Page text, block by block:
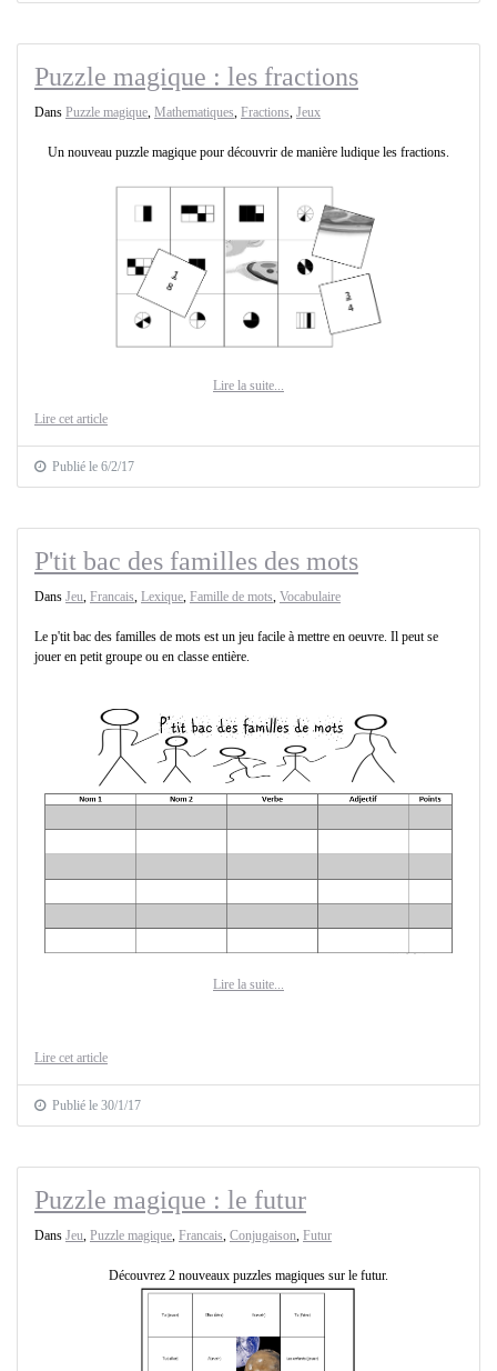
Puzzle magique : les fractions
Dans Puzzle magique, Mathematiques, Fractions, Jeux
Un nouveau puzzle magique pour découvrir de manière ludique les fractions.
Lire la suite...
Lire cet article
Publié le 6/2/17
P'tit bac des familles des mots
Dans Jeu, Francais, Lexique, Famille de mots, Vocabulaire
Le p'tit bac des familles de mots est un jeu facile à mettre en oeuvre. Il peut se
jouer en petit groupe ou en classe entière.
Lire la suite...
Lire cet article
Publié le 30/1/17
Puzzle magique : le futur
Dans Jeu, Puzzle magique, Francais, Conjugaison, Futur
Découvrez 2 nouveaux puzzles magiques sur le futur.